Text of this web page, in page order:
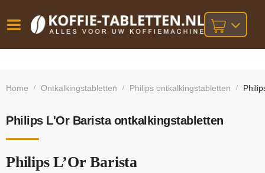
besteld,
bij orders
Home / Ontkalkingstabletten / Philips ontkalkingstabletten /
Philips L'Or Barista ontkalkingstabletten
Philips L’Or Barista